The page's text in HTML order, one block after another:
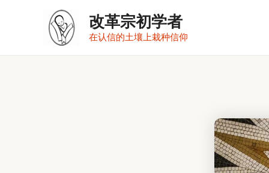
改革宗初学者
在认信的土壤上栽种信仰